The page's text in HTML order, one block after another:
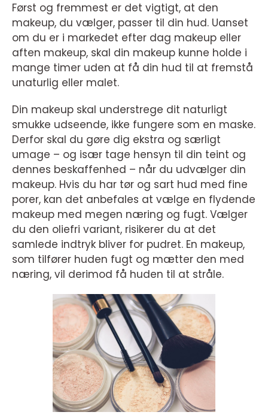
Først og fremmest er det vigtigt, at den
makeup, du vælger, passer til din hud. Uanset
om du er i markedet efter dag makeup eller
aften makeup, skal din makeup kunne holde i
mange timer uden at få din hud til at fremstå
unaturlig eller malet.
Din makeup skal understrege dit naturligt
smukke udseende, ikke fungere som en maske.
Derfor skal du gøre dig ekstra og særligt
umage – og især tage hensyn til din teint og
dennes beskaffenhed – når du udvælger din
makeup. Hvis du har tør og sart hud med fine
porer, kan det anbefales at vælge en flydende
makeup med megen næring og fugt. Vælger
du den oliefri variant, risikerer du at det
samlede indtryk bliver for pudret. En makeup,
som tilfører huden fugt og mætter den med
næring, vil derimod få huden til at stråle.